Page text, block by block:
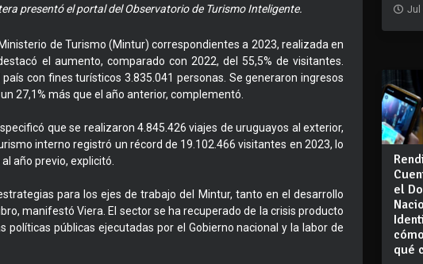
presentó el portal del Observatorio de Turismo Inteligente.
de Turismo (Mintur) correspondientes a 2023, realizada en
el aumento, comparado con 2022, del 55,5% de visitantes.
con fines turísticos 3.835.041 personas. Se generaron ingresos
27,1% más que el año anterior, complementó.
que se realizaron 4.845.426 viajes de uruguayos al exterior,
interno registró un récord de 19.102.466 visitantes en 2023, lo
año previo, explicitó.
para los ejes de trabajo del Mintur, tanto en el desarrollo
manifestó Viera. El sector se ha recuperado de la crisis producto
políticas públicas ejecutadas por el Gobierno nacional y la labor de
Jul
el
qué